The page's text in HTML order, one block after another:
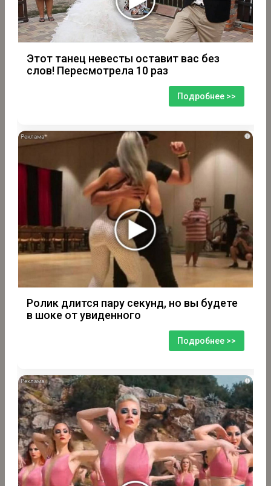
Этот танец невесты оставит вас без
слов! Пересмотрела 10 раз
Подробнее >>
i
Ролик длится пару секунд, но вы будете
в шоке от увиденного
Подробнее >>
i